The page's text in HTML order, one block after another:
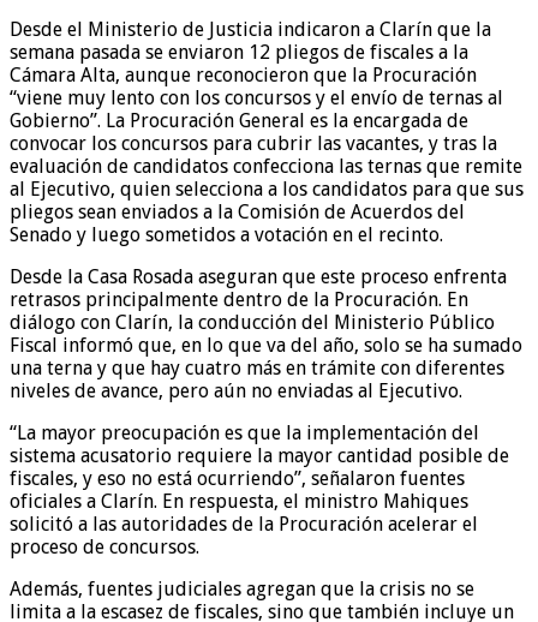
Desde el Ministerio de Justicia indicaron a Clarín que la
semana pasada se enviaron 12 pliegos de fiscales a la
Cámara Alta, aunque reconocieron que la Procuración
“viene muy lento con los concursos y el envío de ternas al
Gobierno”. La Procuración General es la encargada de
convocar los concursos para cubrir las vacantes, y tras la
evaluación de candidatos confecciona las ternas que remite
al Ejecutivo, quien selecciona a los candidatos para que sus
pliegos sean enviados a la Comisión de Acuerdos del
Senado y luego sometidos a votación en el recinto.
Desde la Casa Rosada aseguran que este proceso enfrenta
retrasos principalmente dentro de la Procuración. En
diálogo con Clarín, la conducción del Ministerio Público
Fiscal informó que, en lo que va del año, solo se ha sumado
una terna y que hay cuatro más en trámite con diferentes
niveles de avance, pero aún no enviadas al Ejecutivo.
“La mayor preocupación es que la implementación del
sistema acusatorio requiere la mayor cantidad posible de
fiscales, y eso no está ocurriendo”, señalaron fuentes
oficiales a Clarín. En respuesta, el ministro Mahiques
solicitó a las autoridades de la Procuración acelerar el
proceso de concursos.
Además, fuentes judiciales agregan que la crisis no se
limita a la escasez de fiscales, sino que también incluye un